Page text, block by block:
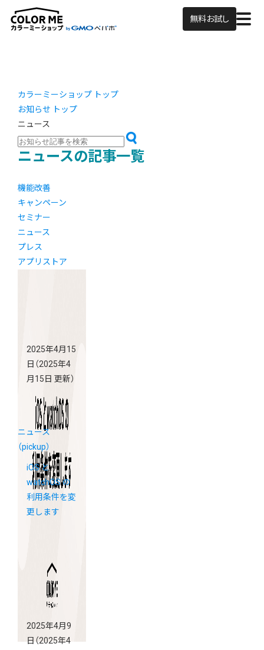
無料お試し
カラーミーショップ トップ
お知らせ トップ
ニュース
ニュースの記事一覧
機能改善
キャンペーン
セミナー
ニュース
プレス
アプリストア
2025年4月15
日 （2025年4
月15日 更新）
ニュース
（pickup）
iOS と
watchOS の
利用条件を変
更します
2025年4月9
日（2025年4